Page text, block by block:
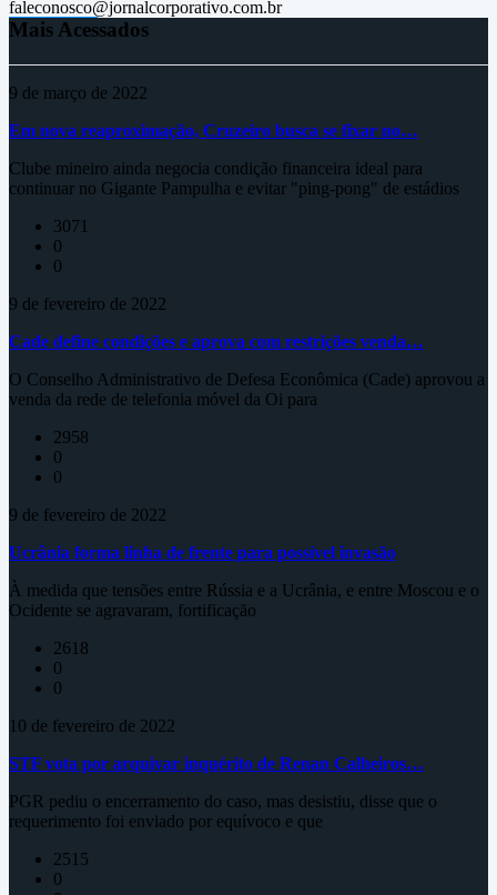
faleconosco@jornalcorporativo.com.br
Mais Acessados
9 de março de 2022
Em nova reaproximação, Cruzeiro busca se fixar no…
Clube mineiro ainda negocia condição financeira ideal para
continuar no Gigante Pampulha e evitar "ping-pong" de estádios
3071
0
0
9 de fevereiro de 2022
Cade define condições e aprova com restrições venda…
O Conselho Administrativo de Defesa Econômica (Cade) aprovou a
venda da rede de telefonia móvel da Oi para
2958
0
0
9 de fevereiro de 2022
Ucrânia forma linha de frente para possível invasão
À medida que tensões entre Rússia e a Ucrânia, e entre Moscou e o
Ocidente se agravaram, fortificação
2618
0
0
10 de fevereiro de 2022
STF vota por arquivar inquérito de Renan Calheiros…
PGR pediu o encerramento do caso, mas desistiu, disse que o
requerimento foi enviado por equívoco e que
2515
0